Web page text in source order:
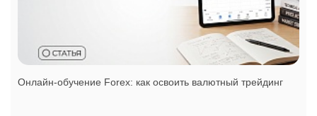
Онлайн-обучение Forex: как освоить валютный трейдинг